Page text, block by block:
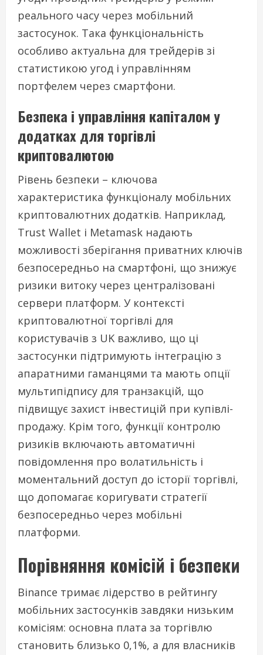
реального часу через мобільний
застосунок. Така функціональність
особливо актуальна для трейдерів зі
статистикою угод і управлінням
портфелем через смартфони.
Безпека і управління капіталом у
додатках для торгівлі
криптовалютою
Рівень безпеки – ключова
характеристика функціоналу мобільних
криптовалютних додатків. Наприклад,
Trust Wallet і Metamask надають
можливості зберігання приватних ключів
безпосередньо на смартфоні, що знижує
ризики витоку через централізовані
сервери платформ. У контексті
криптовалютної торгівлі для
користувачів з UK важливо, що ці
застосунки підтримують інтеграцію з
апаратними гаманцями та мають опції
мультипідпису для транзакцій, що
підвищує захист інвестицій при купівлі-
продажу. Крім того, функції контролю
ризиків включають автоматичні
повідомлення про волатильність і
моментальний доступ до історії торгівлі,
що допомагає коригувати стратегії
безпосередньо через мобільні
платформи.
Порівняння комісій і безпеки
Binance тримає лідерство в рейтингу
мобільних застосунків завдяки низьким
комісіям: основна плата за торгівлю
становить близько 0,1%, а для власників